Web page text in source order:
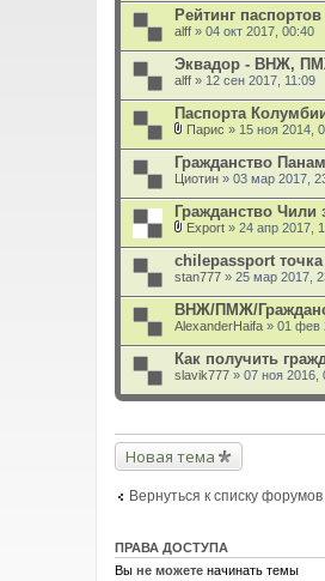
л
о
ж
е
н
и
Рейтинг
alff » 04 окт 2017, 00:40
Эквадор - ВНЖ,
alff » 12 сен 2017, 11:09
Паспорта
л
о
ж
е
н
и
Парис » 15 ноя 2014,
Гражданство
Циотин » 03 мар 2017,
Гражданство Чили
л
о
ж
е
н
и
Export » 24 апр 2017,
chilepassport
stan777 » 25 мар 2017,
ВНЖ/ПМЖ/
AlexanderHaifa » 01 фев
Как получить
slavik777 » 07 ноя 2016,
Новая тема
Вернуться к списку форумов
ПРАВА ДОСТУПА
Вы не можете начинать темы